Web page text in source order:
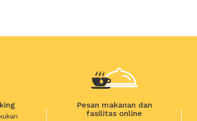
Pesan makanan dan
fasilitas online